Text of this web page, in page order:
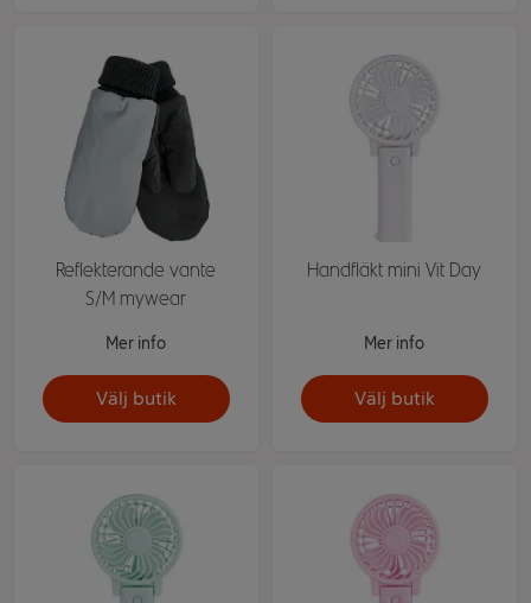
Reflekterande vante
S/M mywear
Mer info
Välj butik
Handfläkt mini Vit Day
Mer info
Välj butik